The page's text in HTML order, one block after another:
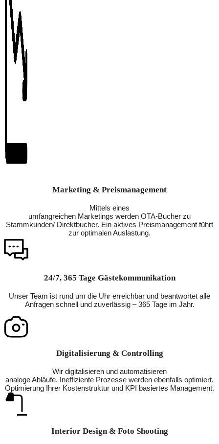
Marketing & Preismanagement
Mittels eines
umfangreichen Marketings werden OTA-Bucher zu
Stammkunden/ Direktbucher. Ein aktives Preismanagement führt
zur optimalen Auslastung.
24/7, 365 Tage Gästekommunikation
Unser Team ist rund um die Uhr erreichbar und beantwortet alle
Anfragen schnell und zuverlässig – 365 Tage im Jahr.
Digitalisierung & Controlling
Wir digitalisieren und automatisieren
analoge Abläufe. Ineffiziente Prozesse werden ebenfalls optimiert.
Optimierung Ihrer Kostenstruktur und KPI basiertes Management.
Interior Design & Foto Shooting